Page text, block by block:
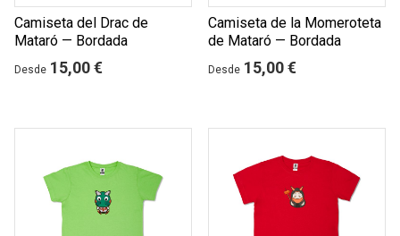
Camiseta del Drac de
Mataró — Bordada
Desde 15,00 €
Camiseta de la Momeroteta
de Mataró — Bordada
Desde 15,00 €